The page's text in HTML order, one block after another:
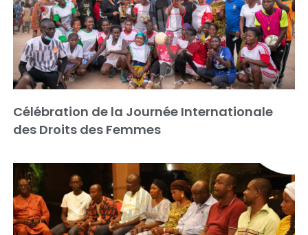
Célébration de la Journée Internationale
des Droits des Femmes